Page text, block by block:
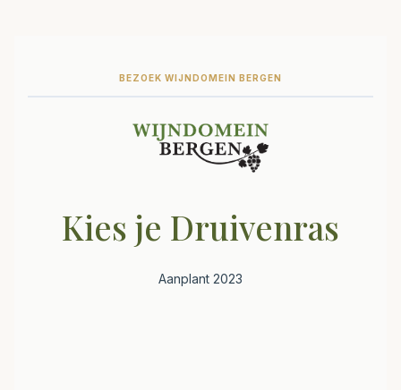
BEZOEK WIJNDOMEIN BERGEN
Kies je Druivenras
Aanplant 2023